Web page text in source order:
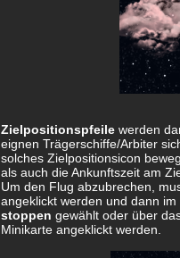
Zielpositionspfeilewerden
eignen Trägerschiffe/Arbiter
solches Zielpositionsicon
als auch die Ankunftszeit am
Um den Flug abzubrechen,
angeklickt werden und dann
stoppen gewählt oder über
Minikarte angeklickt werden.